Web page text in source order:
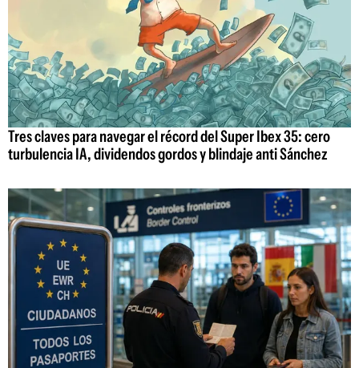
Tres claves para navegar el récord del Super Ibex 35: cero
turbulencia IA, dividendos gordos y blindaje anti Sánchez